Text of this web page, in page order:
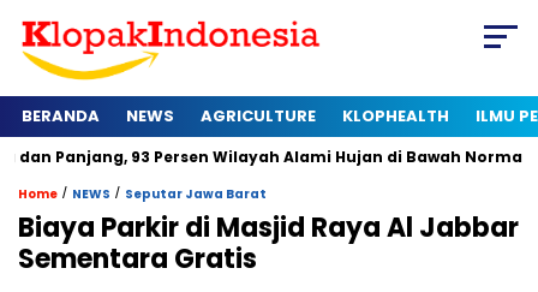
BERANDA NEWS AGRICULTURE KLOPHEALTH ILMU
93 Persen Wilayah Alami Hujan di Bawah Normal
Home / NEWS / Seputar Jawa Barat
Biaya Parkir di Masjid Raya Al Jabbar
Sementara Gratis